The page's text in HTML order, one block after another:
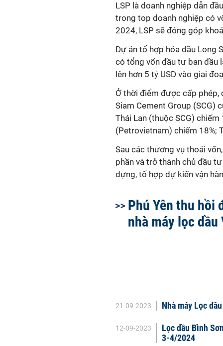
LSP là doanh nghiệp dẫn
trong top doanh nghiệp có
2024, LSP sẽ đóng góp
Dự án tổ hợp hóa dầu Long
có tổng vốn đầu tư ban đầu
lên hơn 5 tỷ USD vào giai
Ở thời điểm được cấp phép,
Siam Cement Group (SCG)
Thái Lan (thuộc SCG)
(Petrovietnam) chiếm 18%;
Sau các thương vụ thoái
phần và trở thành chủ đầu
dựng, tổ hợp dự kiến vận
Phú Yên thu hồi
nhà máy lọc dầu
21-09-2023 Nhà máy Lọc
12-09-2023
Lọc dầu Bình
3-4/2024